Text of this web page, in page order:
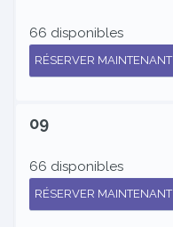
66 disponibles
RÉSERVER MAINTENANT
09
66 disponibles
RÉSERVER MAINTENANT